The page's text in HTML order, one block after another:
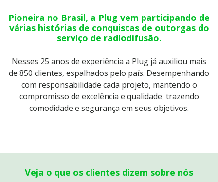
Pioneira no Brasil, a Plug vem participando de
várias histórias de conquistas de outorgas do
serviço de radiodifusão.
Nesses 25 anos de experiência a Plug já auxiliou mais
de 850 clientes, espalhados pelo país. Desempenhando
com responsabilidade cada projeto, mantendo o
compromisso de excelência e qualidade, trazendo
comodidade e segurança em seus objetivos.
Veja o que os clientes dizem sobre nós